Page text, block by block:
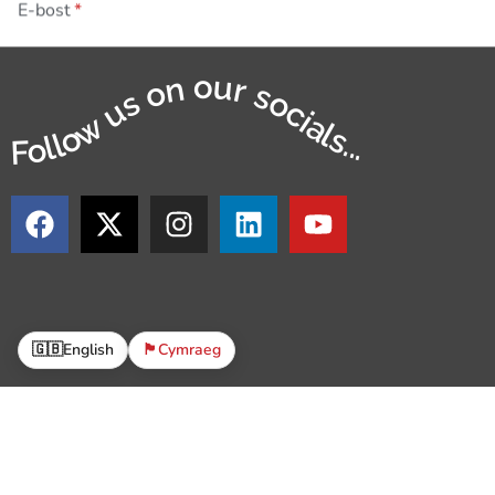
E-bost
Follow us on our socials...
🇬🇧English 🏴󠁧󠁢󠁷󠁬󠁳󠁿Cymraeg